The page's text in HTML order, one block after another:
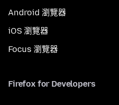
Android 瀏覽器
iOS 瀏覽器
Focus 瀏覽器
Firefox for Developers